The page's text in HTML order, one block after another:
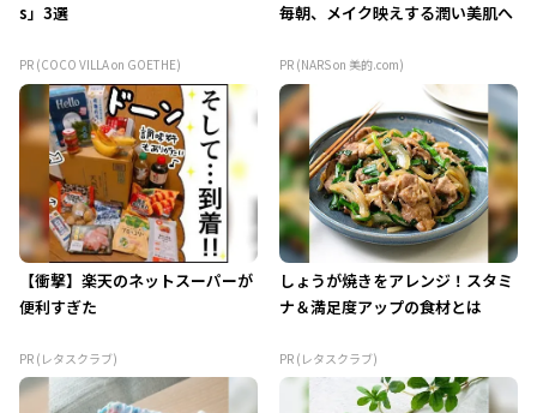
s」3選
PR (COCO VILLA on GOETHE)
毎朝、メイク映えする潤い美肌へ
PR (NARS on 美的.com)
【衝撃】楽天のネットスーパーが
便利すぎた
PR (レタスクラブ)
しょうが焼きをアレンジ！スタミ
ナ＆満足度アップの食材とは
PR (レタスクラブ)